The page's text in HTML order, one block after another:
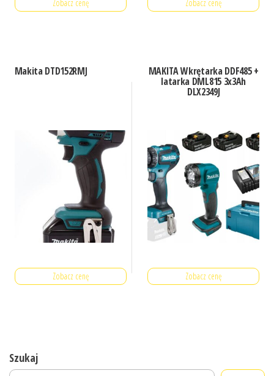
Zobacz cenę Zobacz cenę
Makita DTD152RMJ
Zobacz cenę
MAKITA Wkrętarka DDF485 +
latarka DML815 3x3Ah
DLX2349J
Zobacz cenę
Szukaj